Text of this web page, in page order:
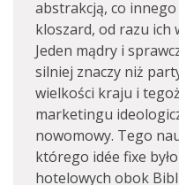
abstrakcją, co
kloszard, od razu ich
Jeden mądry i
silniej znaczy niż
wielkości kraju i
marketingu
nowomowy. Tego
którego idée fixe
hotelowych obok